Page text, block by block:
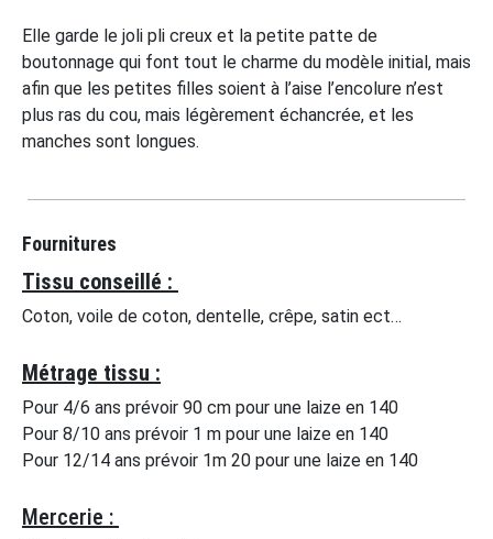
Elle garde le joli pli creux et la petite patte de
boutonnage qui font tout le charme du modèle initial, mais
afin que les petites filles soient à l’aise l’encolure n’est
plus ras du cou, mais légèrement échancrée, et les
manches sont longues.
Fournitures
Tissu conseillé :
Coton, voile de coton, dentelle, crêpe, satin ect…
Métrage tissu :
Pour 4/6 ans prévoir 90 cm pour une laize en 140
Pour 8/10 ans prévoir 1 m pour une laize en 140
Pour 12/14 ans prévoir 1m 20 pour une laize en 140
Mercerie :